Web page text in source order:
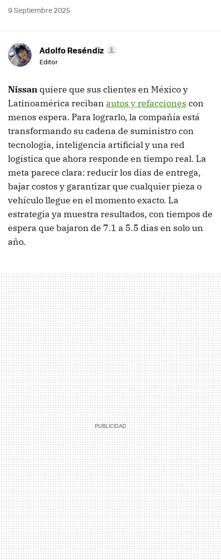
9 Septiembre 2025
Adolfo Reséndiz
Editor
Nissan quiere que sus clientes en México y
Latinoamérica reciban autos y refacciones con
menos espera. Para lograrlo, la compañía está
transformando su cadena de suministro con
tecnología, inteligencia artificial y una red
logística que ahora responde en tiempo real. La
meta parece clara: reducir los días de entrega,
bajar costos y garantizar que cualquier pieza o
vehículo llegue en el momento exacto. La
estrategia ya muestra resultados, con tiempos de
espera que bajaron de 7.1 a 5.5 días en solo un
año.